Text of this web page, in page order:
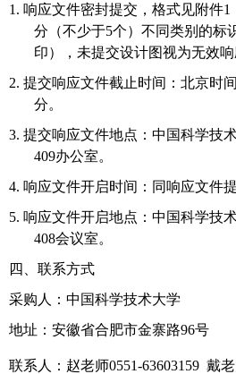
1. 响应文件密封提交，格式见附件1
分（不少于5个）不同类别的标
印），未提交设计图视为无效响
2. 提交响应文件截止时间：北京时间
分。
3. 提交响应文件地点：中国科学技
409办公室。
4. 响应文件开启时间：同响应文件
5. 响应文件开启地点：中国科学技
408会议室。
四、联系方式
采购人：中国科学技术大学
地址：安徽省合肥市金寨路96号
联系人：赵老师0551-63603159 戴